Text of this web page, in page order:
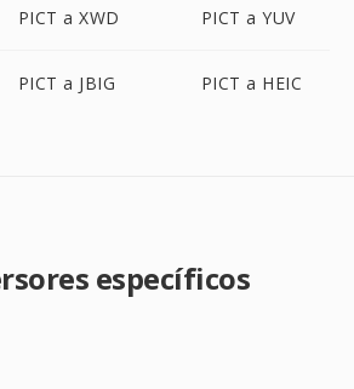
PICT a XWD PICT a YUV
PICT a JBIG PICT a HEIC
específicos